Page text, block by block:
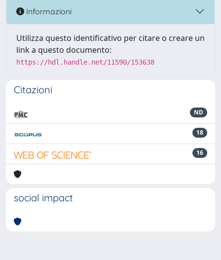
Informazioni
Utilizza questo identificativo per citare o creare un
link a questo documento:
https://hdl.handle.net/11590/153638
Citazioni
ND
18
16
social impact